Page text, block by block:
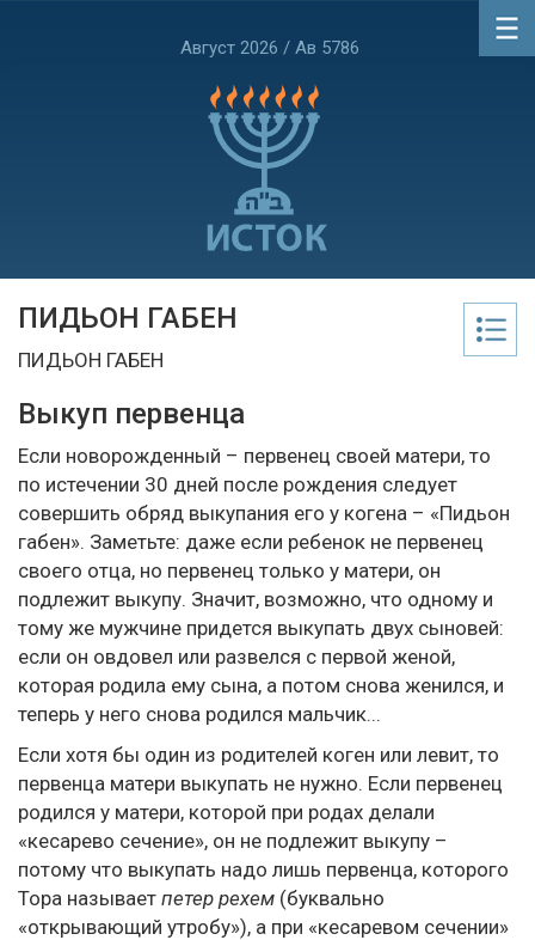
Август 2026 / Ав 5786
ПИДЬОН ГАБЕН
ПИДЬОН ГАБЕН
Выкуп первенца
Если новорожденный – первенец своей матери, то
по истечении 30 дней после рождения следует
совершить обряд выкупания его у когена – «Пидьон
габен». Заметьте: даже если ребенок не первенец
своего отца, но первенец только у матери, он
подлежит выкупу. Значит, возможно, что одному и
тому же мужчине придется выкупать двух сыновей:
если он овдовел или развелся с первой женой,
которая родила ему сына, а потом снова женился, и
теперь у него снова родился мальчик...
Если хотя бы один из родителей коген или левит, то
первенца матери выкупать не нужно. Если первенец
родился у матери, которой при родах делали
«кесарево сечение», он не подлежит выкупу –
потому что выкупать надо лишь первенца, которого
Тора называет петер рехем (буквально
«открывающий утробу»), а при «кесаревом сечении»